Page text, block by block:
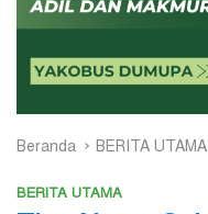
Beranda BERITA UTAMA
BERITA UTAMA